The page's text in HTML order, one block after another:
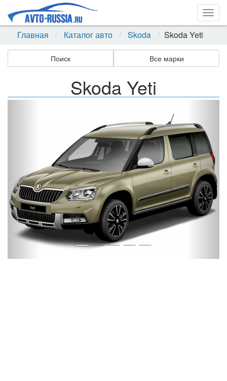
Главная
Каталог авто Skoda Skoda Yeti
Поиск Все марки
Skoda Yeti